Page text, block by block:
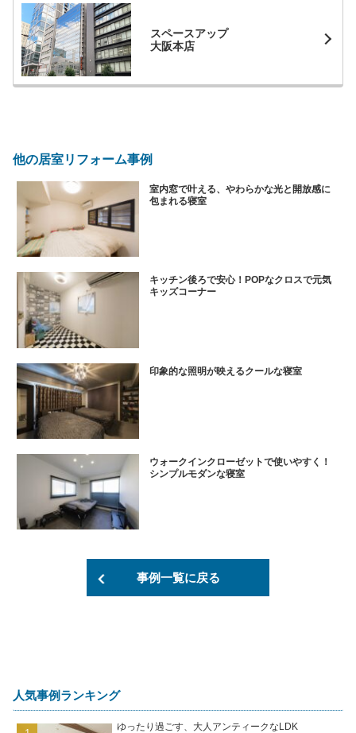
スペースアップ
大阪本店
他の居室リフォーム事例
室内窓で叶える、やわらかな光と開放感に
包まれる寝室
キッチン後ろで安心！POPなクロスで元気
キッズコーナー
印象的な照明が映えるクールな寝室
ウォークインクローゼットで使いやすく！
シンプルモダンな寝室
事例一覧に戻る
人気事例ランキング
ゆったり過ごす、大人アンティークなLDK